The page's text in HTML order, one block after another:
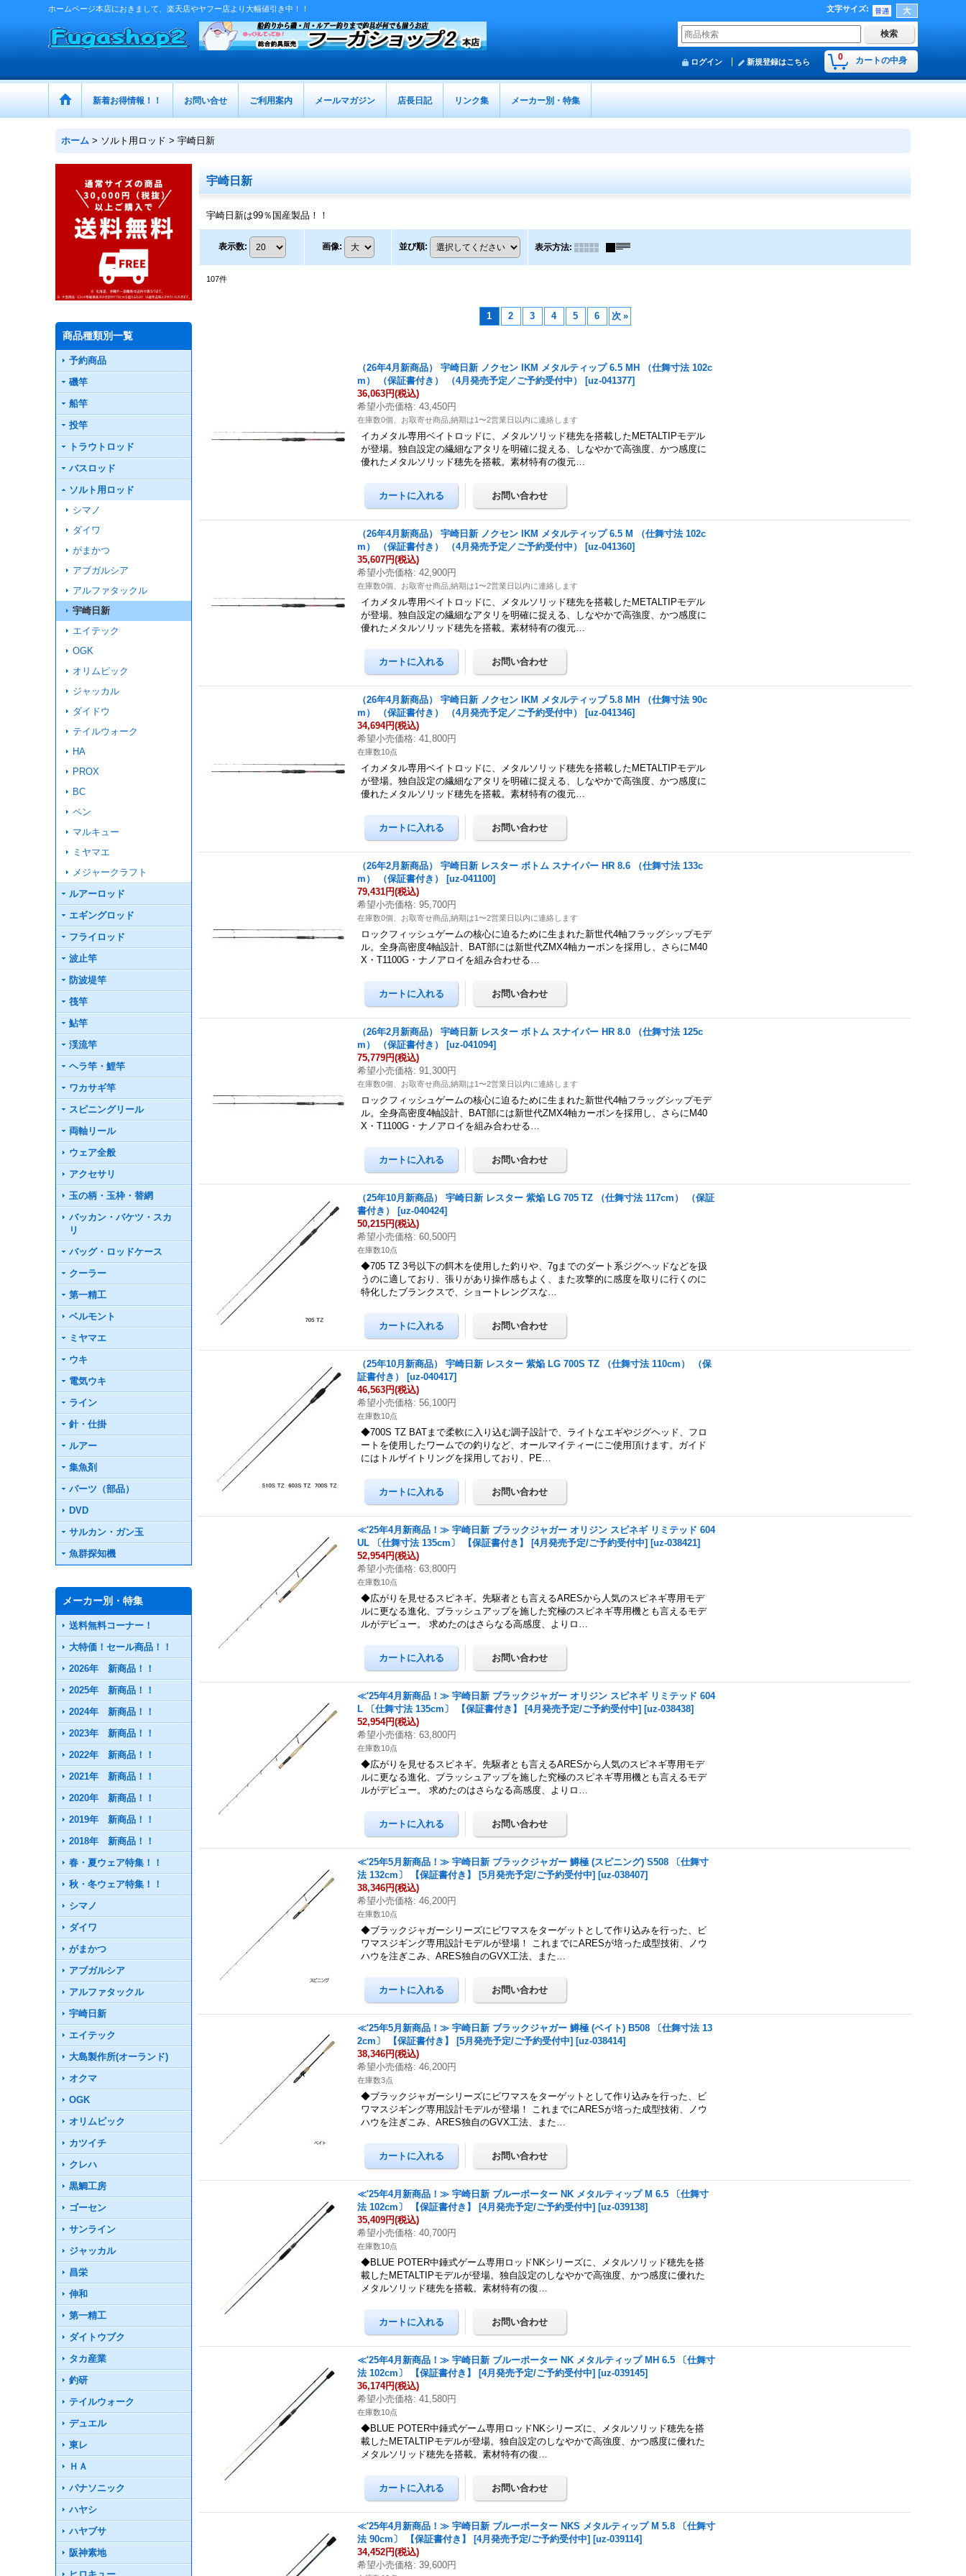
ホームページ本店におきまして、楽天店やヤフー店より大幅値引き中！！ 文字サイズ:
0 カートの中身
ログイン 新規登録はこちら
新着お得情報！！ お問い合せ ご利用案内 メールマガジン 店長日記 リンク集 メーカー別・特集
ホーム > ソルト用ロッド > 宇崎日新
商品種類別一覧
予約商品
磯竿
船竿
投竿
トラウトロッド
バスロッド
ソルト用ロッド
シマノ
ダイワ
がまかつ
アブガルシア
アルファタックル
宇崎日新
エイテック
OGK
オリムピック
ジャッカル
ダイドウ
テイルウォーク
HA
PROX
BC
ペン
マルキュー
ミヤマエ
メジャークラフト
ルアーロッド
エギングロッド
フライロッド
波止竿
防波堤竿
筏竿
鮎竿
渓流竿
ヘラ竿・鯉竿
ワカサギ竿
スピニングリール
両軸リール
ウェア全般
アクセサリ
玉の柄・玉枠・替網
バッカン・バケツ・スカ
リ
バッグ・ロッドケース
クーラー
第一精工
ベルモント
ミヤマエ
ウキ
電気ウキ
ライン
針・仕掛
ルアー
集魚剤
パーツ（部品）
DVD
サルカン・ガン玉
魚群探知機
メーカー別・特集
送料無料コーナー！
大特価！セール商品！！
2026年 新商品！！
2025年 新商品！！
2024年 新商品！！
2023年 新商品！！
2022年 新商品！！
2021年 新商品！！
2020年 新商品！！
2019年 新商品！！
2018年 新商品！！
春・夏ウェア特集！！
秋・冬ウェア特集！！
シマノ
ダイワ
がまかつ
アブガルシア
アルファタックル
宇崎日新
エイテック
大島製作所(オーランド)
オクマ
OGK
オリムピック
カツイチ
クレハ
黒鯛工房
ゴーセン
サンライン
ジャッカル
昌栄
伸和
第一精工
ダイトウブク
タカ産業
釣研
テイルウォーク
デュエル
東レ
ＨＡ
パナソニック
ハヤシ
ハヤブサ
阪神素地
宇崎日新
宇崎日新は99％国産製品！！
表示数: 画像: 並び順: 表示方法:
107件
1 2 3 4 5 6 次 »
（26年4月新商品） 宇崎日新 ノクセン IKM メタルティップ 6.5 MH （仕舞寸法 102c
m） （保証書付き） （4月発売予定／ご予約受付中）
[uz-041377]
36,063円(税込)
希望小売価格: 43,450円
在庫数0個、お取寄せ商品,納期は1〜2営業日以内に連絡します
イカメタル専用ベイトロッドに、メタルソリッド穂先を搭載したMETALTIPモデル
が登場。独自設定の繊細なアタリを明確に捉える、しなやかで高強度、かつ感度に
優れたメタルソリッド穂先を搭載。素材特有の復元…
（26年4月新商品） 宇崎日新 ノクセン IKM メタルティップ 6.5 M （仕舞寸法 102c
m） （保証書付き） （4月発売予定／ご予約受付中）
[uz-041360]
35,607円(税込)
希望小売価格: 42,900円
在庫数0個、お取寄せ商品,納期は1〜2営業日以内に連絡します
イカメタル専用ベイトロッドに、メタルソリッド穂先を搭載したMETALTIPモデル
が登場。独自設定の繊細なアタリを明確に捉える、しなやかで高強度、かつ感度に
優れたメタルソリッド穂先を搭載。素材特有の復元…
（26年4月新商品） 宇崎日新 ノクセン IKM メタルティップ 5.8 MH （仕舞寸法 90c
m） （保証書付き） （4月発売予定／ご予約受付中）
[uz-041346]
34,694円(税込)
希望小売価格: 41,800円
在庫数10点
イカメタル専用ベイトロッドに、メタルソリッド穂先を搭載したMETALTIPモデル
が登場。独自設定の繊細なアタリを明確に捉える、しなやかで高強度、かつ感度に
優れたメタルソリッド穂先を搭載。素材特有の復元…
（26年2月新商品） 宇崎日新 レスター ボトム スナイパー HR 8.6 （仕舞寸法 133c
m） （保証書付き）
[uz-041100]
79,431円(税込)
希望小売価格: 95,700円
在庫数0個、お取寄せ商品,納期は1〜2営業日以内に連絡します
ロックフィッシュゲームの核心に迫るために生まれた新世代4軸フラッグシップモデ
ル。全身高密度4軸設計、BAT部には新世代ZMX4軸カーボンを採用し、さらにM40
X・T1100G・ナノアロイを組み合わせる…
（26年2月新商品） 宇崎日新 レスター ボトム スナイパー HR 8.0 （仕舞寸法 125c
m） （保証書付き）
[uz-041094]
75,779円(税込)
希望小売価格: 91,300円
在庫数0個、お取寄せ商品,納期は1〜2営業日以内に連絡します
ロックフィッシュゲームの核心に迫るために生まれた新世代4軸フラッグシップモデ
ル。全身高密度4軸設計、BAT部には新世代ZMX4軸カーボンを採用し、さらにM40
X・T1100G・ナノアロイを組み合わせる…
（25年10月新商品） 宇崎日新 レスター 紫焔 LG 705 TZ （仕舞寸法 117cm） （保証
書付き）
[uz-040424]
50,215円(税込)
希望小売価格: 60,500円
在庫数10点
◆705 TZ 3号以下の餌木を使用した釣りや、7gまでのダート系ジグヘッドなどを扱
うのに適しており、張りがあり操作感もよく、また攻撃的に感度を取りに行くのに
特化したブランクスで、ショートレングスな…
（25年10月新商品） 宇崎日新 レスター 紫焔 LG 700S TZ （仕舞寸法 110cm） （保
証書付き）
[uz-040417]
46,563円(税込)
希望小売価格: 56,100円
在庫数10点
◆700S TZ BATまで柔軟に入り込む調子設計で、ライトなエギやジグヘッド、フロ
ートを使用したワームでの釣りなど、オールマイティーにご使用頂けます。ガイド
にはトルザイトリングを採用しており、PE…
≪'25年4月新商品！≫ 宇崎日新 ブラックジャガー オリジン スピネギ リミテッド 604
UL 〔仕舞寸法 135cm〕 【保証書付き】 [4月発売予定/ご予約受付中] [uz-038421]
52,954円(税込)
希望小売価格: 63,800円
在庫数10点
◆広がりを見せるスピネギ。先駆者とも言えるARESから人気のスピネギ専用モデ
ルに更なる進化、ブラッシュアップを施した究極のスピネギ専用機とも言えるモデ
ルがデビュー。 求めたのはさらなる高感度、よりロ…
≪'25年4月新商品！≫ 宇崎日新 ブラックジャガー オリジン スピネギ リミテッド 604
L 〔仕舞寸法 135cm〕 【保証書付き】 [4月発売予定/ご予約受付中] [uz-038438]
52,954円(税込)
希望小売価格: 63,800円
在庫数10点
◆広がりを見せるスピネギ。先駆者とも言えるARESから人気のスピネギ専用モデ
ルに更なる進化、ブラッシュアップを施した究極のスピネギ専用機とも言えるモデ
ルがデビュー。 求めたのはさらなる高感度、よりロ…
≪'25年5月新商品！≫ 宇崎日新 ブラックジャガー 鱒極 (スピニング) S508 〔仕舞寸
法 132cm〕 【保証書付き】 [5月発売予定/ご予約受付中] [uz-038407]
38,346円(税込)
希望小売価格: 46,200円
在庫数10点
◆ブラックジャガーシリーズにビワマスをターゲットとして作り込みを行った、ビ
ワマスジギング専用設計モデルが登場！ これまでにARESが培った成型技術、ノウ
ハウを注ぎこみ、ARES独自のGVX工法、また…
≪'25年5月新商品！≫ 宇崎日新 ブラックジャガー 鱒極 (ベイト) B508 〔仕舞寸法 13
2cm〕 【保証書付き】 [5月発売予定/ご予約受付中] [uz-038414]
38,346円(税込)
希望小売価格: 46,200円
在庫数3点
◆ブラックジャガーシリーズにビワマスをターゲットとして作り込みを行った、ビ
ワマスジギング専用設計モデルが登場！ これまでにARESが培った成型技術、ノウ
ハウを注ぎこみ、ARES独自のGVX工法、また…
≪'25年4月新商品！≫ 宇崎日新 ブルーポーター NK メタルティップ M 6.5 〔仕舞寸
法 102cm〕 【保証書付き】 [4月発売予定/ご予約受付中] [uz-039138]
35,409円(税込)
希望小売価格: 40,700円
在庫数10点
◆BLUE POTER中錘式ゲーム専用ロッドNKシリーズに、メタルソリッド穂先を搭
載したMETALTIPモデルが登場。独自設定のしなやかで高強度、かつ感度に優れた
メタルソリッド穂先を搭載。素材特有の復…
≪'25年4月新商品！≫ 宇崎日新 ブルーポーター NK メタルティップ MH 6.5 〔仕舞寸
法 102cm〕 【保証書付き】 [4月発売予定/ご予約受付中] [uz-039145]
36,174円(税込)
希望小売価格: 41,580円
在庫数10点
◆BLUE POTER中錘式ゲーム専用ロッドNKシリーズに、メタルソリッド穂先を搭
載したMETALTIPモデルが登場。独自設定のしなやかで高強度、かつ感度に優れた
メタルソリッド穂先を搭載。素材特有の復…
≪'25年4月新商品！≫ 宇崎日新 ブルーポーター NKS メタルティップ M 5.8 〔仕舞寸
法 90cm〕 【保証書付き】 [4月発売予定/ご予約受付中] [uz-039114]
34,452円(税込)
希望小売価格: 39,600円